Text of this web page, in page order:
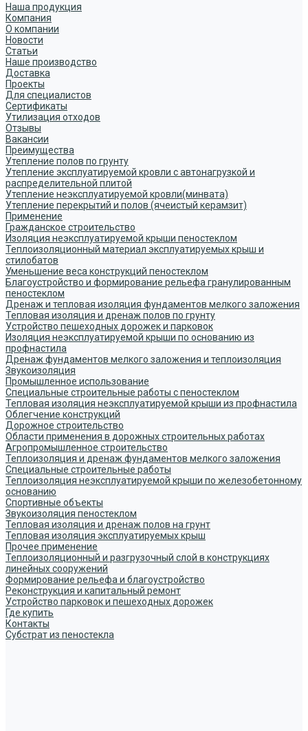
Наша продукция
Компания
О компании
Новости
Статьи
Наше производство
Доставка
Проекты
Для специалистов
Сертификаты
Утилизация отходов
Отзывы
Вакансии
Преимущества
Утепление полов по грунту
Утепление эксплуатируемой кровли с автонагрузкой и
распределительной плитой
Утепление неэксплуатируемой кровли(минвата)
Утепление перекрытий и полов (ячеистый керамзит)
Применение
Гражданское строительство
Изоляция неэксплуатируемой крыши пеностеклом
Теплоизоляционный материал эксплуатируемых крыш и
стилобатов
Уменьшение веса конструкций пеностеклом
Благоустройство и формирование рельефа гранулированным
пеностеклом
Дренаж и тепловая изоляция фундаментов мелкого заложения
Тепловая изоляция и дренаж полов по грунту
Устройство пешеходных дорожек и парковок
Изоляция неэксплуатируемой крыши по основанию из
профнастила
Дренаж фундаментов мелкого заложения и теплоизоляция
Звукоизоляция
Промышленное использование
Специальные строительные работы с пеностеклом
Тепловая изоляция неэксплуатируемой крыши из профнастила
Облегчение конструкций
Дорожное строительство
Области применения в дорожных строительных работах
Агропромышленное строительство
Теплоизоляция и дренаж фундаментов мелкого заложения
Специальные строительные работы
Теплоизоляция неэксплуатируемой крыши по железобетонному
основанию
Спортивные объекты
Звукоизоляция пеностеклом
Тепловая изоляция и дренаж полов на грунт
Тепловая изоляция эксплуатируемых крыш
Прочее применение
Теплоизоляционный и разгрузочный слой в конструкциях
линейных сооружений
Формирование рельефа и благоустройство
Реконструкция и капитальный ремонт
Устройство парковок и пешеходных дорожек
Где купить
Контакты
Субстрат из пеностекла